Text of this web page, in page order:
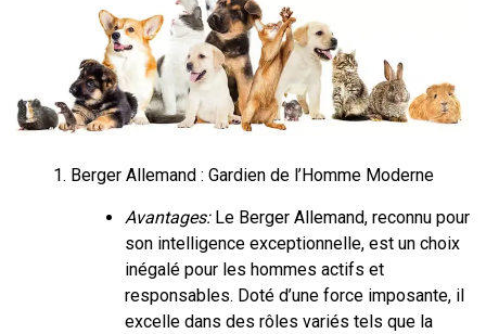
Berger Allemand : Gardien de l’Homme Moderne
Avantages:Le Berger Allemand, reconnu pour
son intelligence exceptionnelle, est un choix
inégalé pour les hommes actifs et
responsables. Doté d’une force imposante, il
excelle dans des rôles variés tels que la